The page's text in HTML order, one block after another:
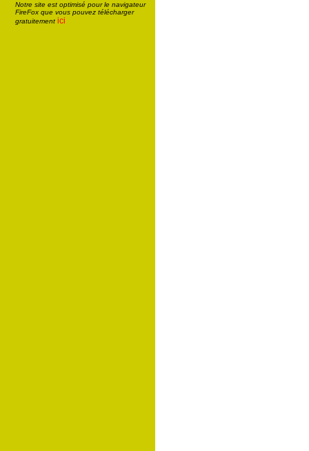
Notre site est optimisé pour le navigateur
FireFox que vous pouvez télécharger
gratuitement ici